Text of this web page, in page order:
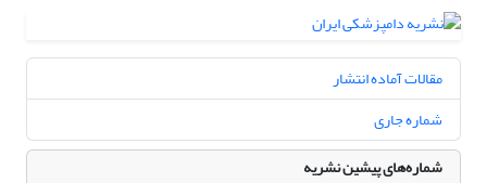
مقالات آماده انتشار
شماره جاری
شماره‌های پیشین نشریه